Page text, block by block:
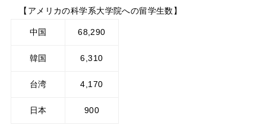
【アメリカの科学系大学院への留学生数】
中国 68,290
韓国 6,310
台湾 4,170
日本 900